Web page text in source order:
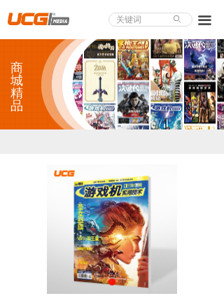
끀
About UCG
游戏评测
业界论道
个人中心
ꄙ
商
城
精
品